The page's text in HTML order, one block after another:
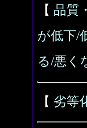
【 品質
が低下/
る/悪く
【 劣等